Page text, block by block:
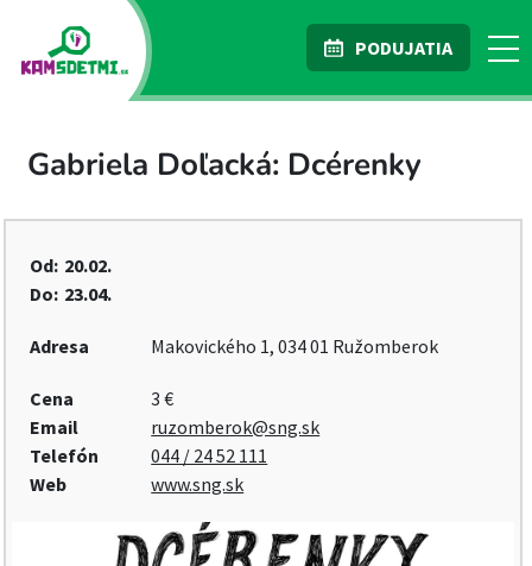
PODUJATIA
Gabriela Doľacká: Dcérenky
Od: 20.02.
Do: 23.04.
Adresa Makovického 1, 034 01 Ružomberok
Cena
3 €
Email
ruzomberok@sng.sk
Telefón
044 / 24 52 111
Web
www.sng.sk